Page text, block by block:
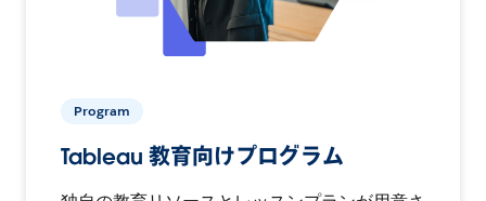
Program
Tableau 教育向けプログラム